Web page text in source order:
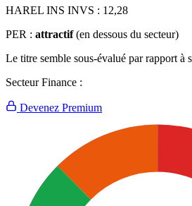
HAREL INS INVS : 12,28
PER : attractif (en dessous du secteur)
Le titre semble sous-évalué par rapport à
Secteur Finance :
Devenez Premium